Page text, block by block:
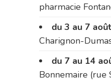
pharmacie
du 3 au 7
Charignon-
du 7 au 14
Bonnemaire (rue